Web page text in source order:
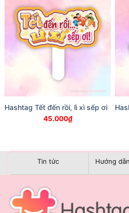
Hashtag Tết đến rồi, lì xì sếp ơi
45.000₫
Tin tức Hướng